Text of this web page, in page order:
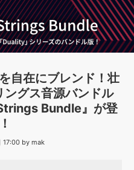
製作サービス
ライセンスフリーBGM
ックを試そう
MUTANT
KOTO NATION
フェクト サンプルパック
効果音 BGM
自在にブレンド！壮
ングス音源バンドル
Bundle』が登
17:00 by mak